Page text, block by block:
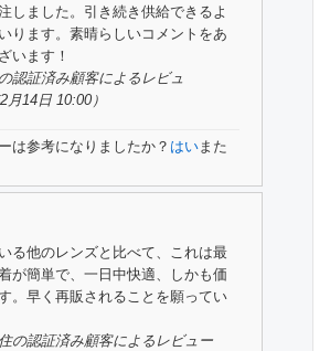
しました。引き続き供給できるよ
ります。素晴らしいコメントをあ
います！
認証済み顧客によるレビュ
月14日 10:00）
は参考になりましたか？ はいまた
る他のレンズと比べて、これは最
が簡単で、一日中快適、しかも価
。早く再販されることを願ってい
の認証済み顧客によるレビュー